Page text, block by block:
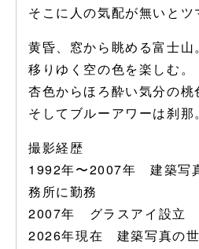
そこに人の気配が無いとツ
黄昏、窓から眺める富士山。
移りゆく空の色を楽しむ。
杏色からほろ酔い気分の桃
そしてブルーアワーは刹那。
撮影経歴
1992年〜2007年 建築写
務所に勤務
2007年 グラスアイ設立
2026年現在 建築写真の